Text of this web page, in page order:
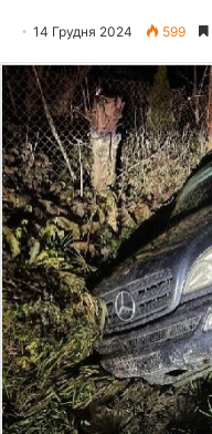
14 Грудня 2024 599